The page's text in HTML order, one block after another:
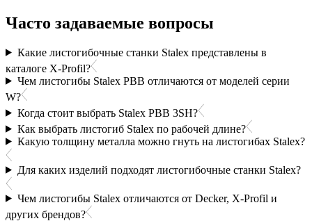
Часто задаваемые вопросы
Какие листогибочные станки Stalex представлены в
каталоге X-Profil?
Чем листогибы Stalex PBB отличаются от моделей серии
W?
Когда стоит выбрать Stalex PBB 3SH?
Как выбрать листогиб Stalex по рабочей длине?
Какую толщину металла можно гнуть на листогибах Stalex?
Для каких изделий подходят листогибочные станки Stalex?
Чем листогибы Stalex отличаются от Decker, X-Profil и
других брендов?